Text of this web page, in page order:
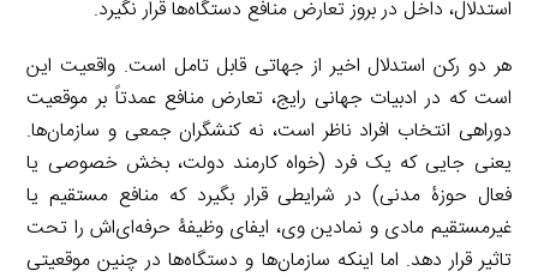
استدلال، داخل در بروز تعارض منافع دستگاه‌ها قرار نگیرد.
هر دو رکن استدلال اخیر از جهاتی قابل تامل است. واقعیت این
است که در ادبیات جهانی رایج، تعارض منافع عمدتاً بر موقعیت
دوراهی انتخاب افراد ناظر است، نه کنشگران جمعی و سازمان‌ها.
یعنی جایی که یک فرد (خواه کارمند دولت، بخش خصوصی یا
فعال حوزۀ مدنی) در شرایطی قرار بگیرد که منافع مستقیم یا
غیرمستقیم مادی و نمادین وی، ایفای وظیفۀ حرفه‌ای‌اش را تحت
تاثیر قرار دهد. اما اینکه سازمان‌ها و دستگاه‌ها در چنین موقعیتی